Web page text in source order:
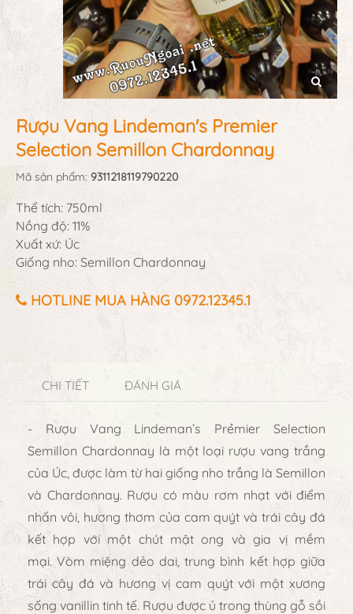
Rượu Vang Lindeman's Premier
Selection Semillon Chardonnay
Mã sản phẩm: 9311218119790220
Thể tích: 750ml
Nồng độ: 11%
Xuất xứ: Úc
Giống nho: Semillon Chardonnay
HOTLINE MUA HÀNG 0972.12345.1
CHI TIẾT ĐÁNH GIÁ
- Rượu Vang Lindeman’s Premier Selection
Semillon Chardonnay là một loại rượu vang trắng
của Úc, được làm từ hai giống nho trắng là Semillon
và Chardonnay. Rượu có màu rơm nhạt với điểm
nhấn vôi, hương thơm của cam quýt và trái cây đá
kết hợp với một chút mật ong và gia vị mềm
mại. Vòm miệng dẻo dai, trung bình kết hợp giữa
trái cây đá và hương vị cam quýt với một xương
sống vanillin tinh tế. Rượu được ủ trong thùng gỗ sồi